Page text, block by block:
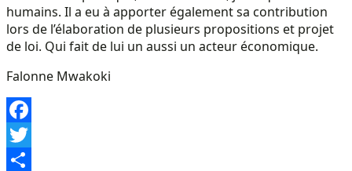
humains. Il a eu à apporter également sa contribution
lors de l’élaboration de plusieurs propositions et projet
de loi. Qui fait de lui un aussi un acteur économique.
Falonne Mwakoki
Facebook
Twitter